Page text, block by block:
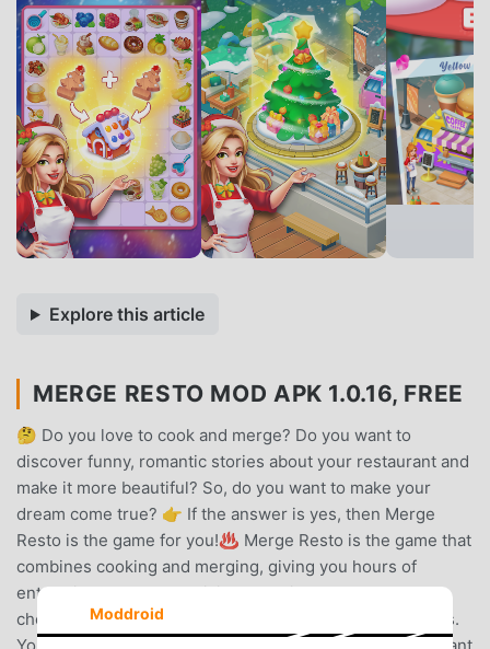
Explore this article
MERGE RESTO MOD APK 1.0.16, FREE
🤔 Do you love to cook and merge? Do you want to
discover funny, romantic stories about your restaurant and
make it more beautiful? So, do you want to make your
dream come true? 👉 If the answer is yes, then Merge
Resto is the game for you!♨️ Merge Resto is the game that
combines cooking and merging, giving you hours of
entertainment and creativity. You will play as a talented
chef, cook delicious dishes and collect weird ingredients.
Moddroid